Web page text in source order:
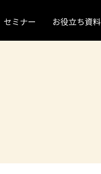
セミナー お役立ち資料